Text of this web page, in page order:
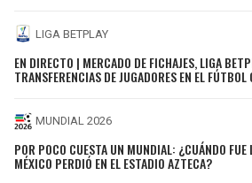
LIGA BETPLAY
EN DIRECTO | MERCADO DE FICHAJES, LIGA
TRANSFERENCIAS DE JUGADORES EN EL
MUNDIAL 2026
POR POCO CUESTA UN MUNDIAL: ¿CUÁNDO FUE
MÉXICO PERDIÓ EN EL ESTADIO AZTECA?